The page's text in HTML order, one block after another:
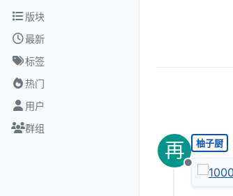
跳转至内容
版块
最新
标签
热门
用户
群组
再
离线
柚子厨